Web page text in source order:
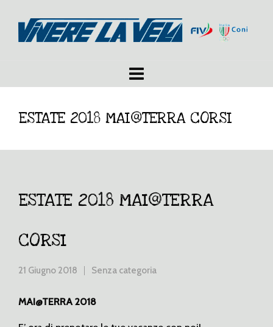
ESTATE 2018 MAI@TERRA CORSI
ESTATE 2018 MAI@TERRA
CORSI
21 Giugno 2018 Senza categoria
MAI@TERRA 2018